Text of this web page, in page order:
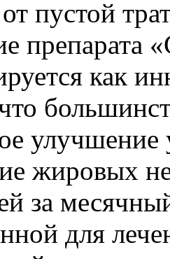
пустой
препарата
как
улучшение
жировых
за
для